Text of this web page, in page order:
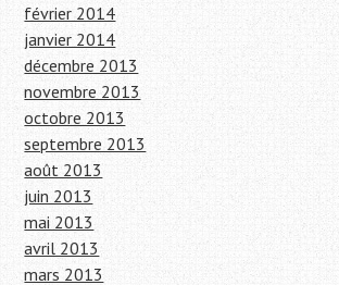
février 2014
janvier 2014
décembre 2013
novembre 2013
octobre 2013
septembre 2013
août 2013
juin 2013
mai 2013
avril 2013
mars 2013